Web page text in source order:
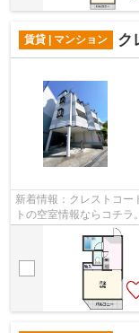
賃貸 | マンション ク
新着情報：クレストコー
トの空室情報ならコチ
ことができます。安全面